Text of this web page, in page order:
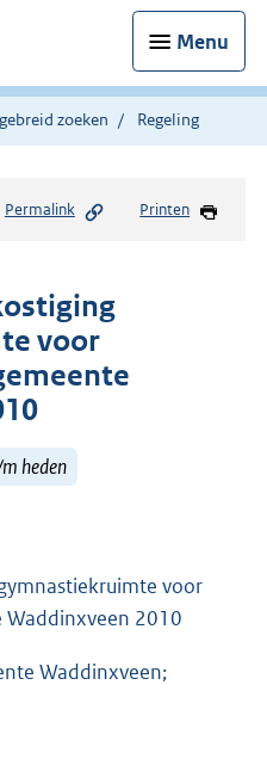
Menu
zoeken Regeling
Permalink Printen
voor
heden
voor
Waddinxveen 2010
Waddinxveen;